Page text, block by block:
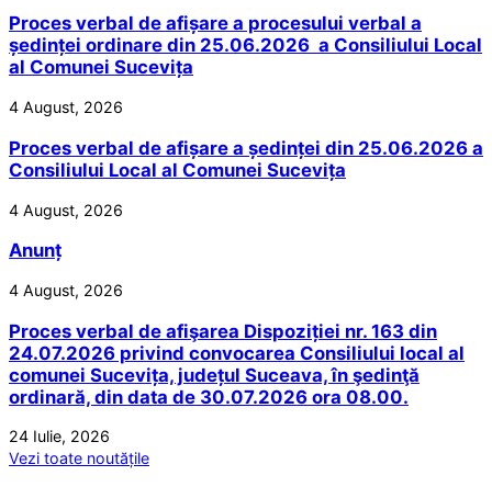
Proces verbal de afișare a procesului verbal a
ședinței ordinare din 25.06.2026 a Consiliului Local
al Comunei Sucevița
4 August, 2026
Proces verbal de afișare a ședinței din 25.06.2026 a
Consiliului Local al Comunei Sucevița
4 August, 2026
Anunț
4 August, 2026
Proces verbal de afişarea Dispoziției nr. 163 din
24.07.2026 privind convocarea Consiliului local al
comunei Sucevița, județul Suceava, în şedinţă
ordinară, din data de 30.07.2026 ora 08.00.
24 Iulie, 2026
Vezi toate noutățile